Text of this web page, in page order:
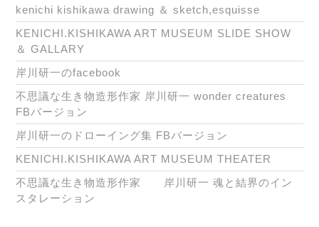
kenichi kishikawa drawing ＆ sketch,esquisse
KENICHI.KISHIKAWA ART MUSEUM SLIDE SHOW
＆ GALLARY
岸川研一のfacebook
不思議な生き物造形作家 岸川研一 wonder creatures
FBバージョン
岸川研一のドローイング集 FBバージョン
KENICHI.KISHIKAWA ART MUSEUM THEATER
不思議な生き物造形作家 岸川研一 魂と結界のイン
スタレーション